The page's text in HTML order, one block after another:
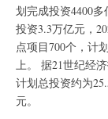
划完成投资4400
投资3.3万亿元，
点项目700个，计
上。 据21世纪经
计划总投资约为
元。